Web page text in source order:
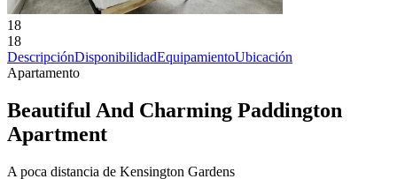
18
18
DescripciónDisponibilidadEquipamientoUbicación
Apartamento
Beautiful And Charming Paddington
Apartment
A poca distancia de Kensington Gardens